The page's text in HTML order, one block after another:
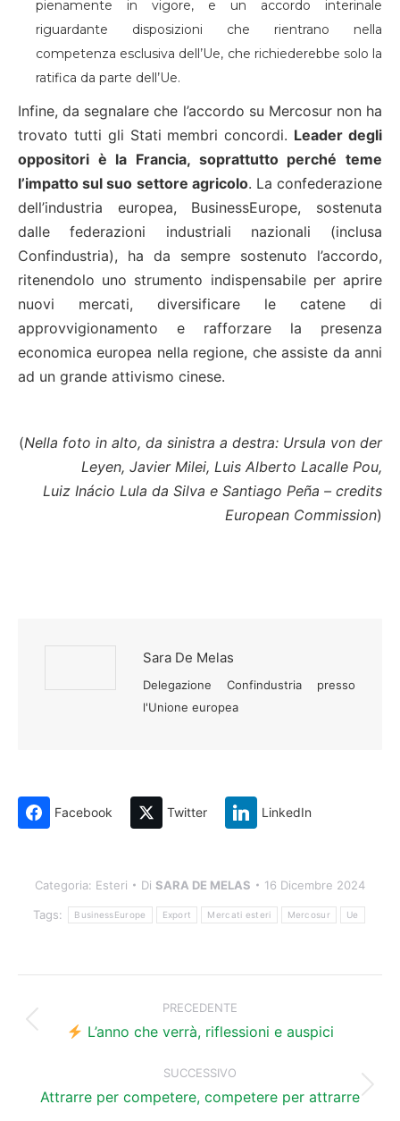
pienamente in vigore, e un accordo interinale
riguardante disposizioni che rientrano nella
competenza esclusiva dell’Ue, che richiederebbe solo la
ratifica da parte dell’Ue.
Infine, da segnalare che l’accordo su Mercosur non ha
trovato tutti gli Stati membri concordi. Leader degli
oppositori è la Francia, soprattutto perché teme
l’impatto sul suo settore agricolo. La confederazione
dell’industria europea, BusinessEurope, sostenuta
dalle federazioni industriali nazionali (inclusa
Confindustria), ha da sempre sostenuto l’accordo,
ritenendolo uno strumento indispensabile per aprire
nuovi mercati, diversificare le catene di
approvvigionamento e rafforzare la presenza
economica europea nella regione, che assiste da anni
ad un grande attivismo cinese.
(Nella foto in alto, da sinistra a destra: Ursula von der
Leyen, Javier Milei, Luis Alberto Lacalle Pou,
Luiz Inácio Lula da Silva e Santiago Peña – credits
European Commission)
Sara De Melas
Delegazione Confindustria presso
l'Unione europea
Facebook Twitter LinkedIn
Categoria: Esteri Di SARA DE MELAS 16 Dicembre 2024
Tags: BusinessEurope Export Mercati esteri Mercosur Ue
tra
PRECEDENTE
Post
precedente:
L’anno che verrà, riflessioni e auspici
SUCCESSIVO
Prossimo
post:
Attrarre per competere, competere per attrarre